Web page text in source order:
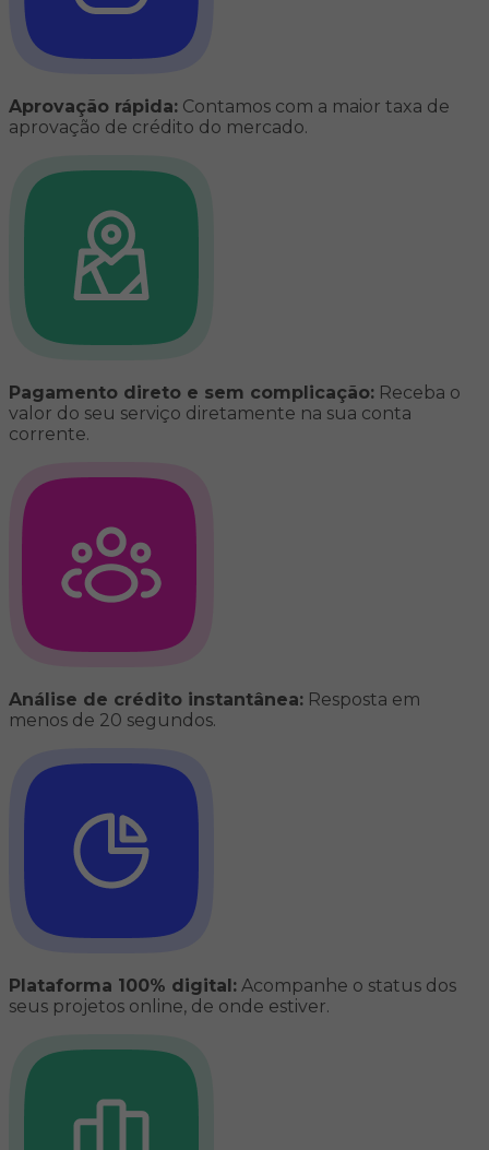
Aprovação rápida: Contamos com a maior taxa de
aprovação de crédito do mercado.
Pagamento direto e sem complicação: Receba o
valor do seu serviço diretamente na sua conta
corrente.
Análise de crédito instantânea: Resposta em
menos de 20 segundos.
Plataforma 100% digital: Acompanhe o status dos
seus projetos online, de onde estiver.